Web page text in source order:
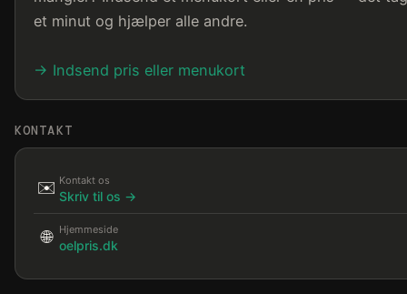
et minut og hjælper alle andre.
→ Indsend pris eller menukort
KONTAKT
✉️ Kontakt os
Skriv til os →
🌐 Hjemmeside
oelpris.dk